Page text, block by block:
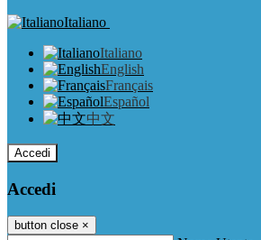
Italiano
Italiano
English
Français
Español
中文
Accedi
Accedi
button close ×